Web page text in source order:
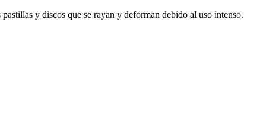
y discos que se rayan y deforman debido al uso intenso.